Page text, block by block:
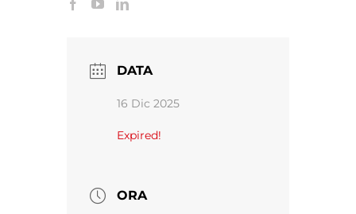
DATA
16 Dic 2025
Expired!
ORA